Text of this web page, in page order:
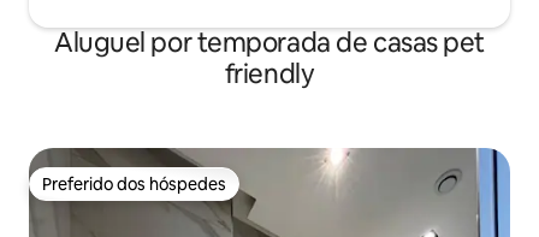
Aluguel por temporada de casas pet
friendly
Preferido dos hóspedes
Preferido dos hóspedes